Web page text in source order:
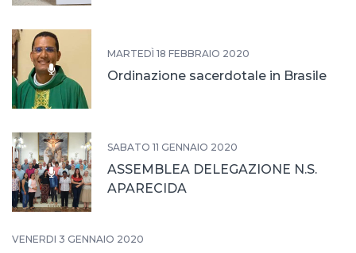
MARTEDÌ 18 FEBBRAIO 2020
Ordinazione sacerdotale in Brasile
SABATO 11 GENNAIO 2020
ASSEMBLEA DELEGAZIONE N.S.
APARECIDA
VENERDÌ 3 GENNAIO 2020